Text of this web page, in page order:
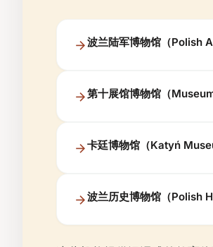
波兰陆军博物馆（Polish
第十展馆博物馆（
卡廷博物馆（Katyń
波兰历史博物馆（Polish